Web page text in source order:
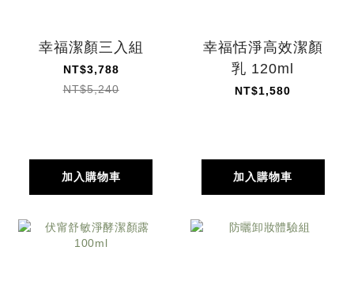
幸福潔顏三入組
NT$3,788
NT$5,240
加入購物車
幸福恬淨高效潔顏
乳 120ml
NT$1,580
加入購物車